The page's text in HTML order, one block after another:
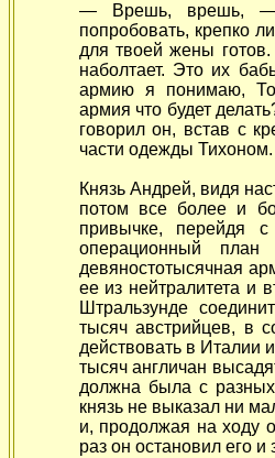
— Врешь, врешь, —
попробовать, крепко
для твоей жены
наболтает. Это их
армию я понимаю,
армия что будет
говорил он, встав с
части одежды
Князь Андрей, видя
потом все более и
привычке, перейдя с
операционный план
девяностотысячная
ее из нейтралитета и
Штральзунде
тысяч австрийцев, в
действовать в Италии
тысяч англичан
должна была с
князь не выказал ни
и, продолжая на ходу
раз он остановил его и